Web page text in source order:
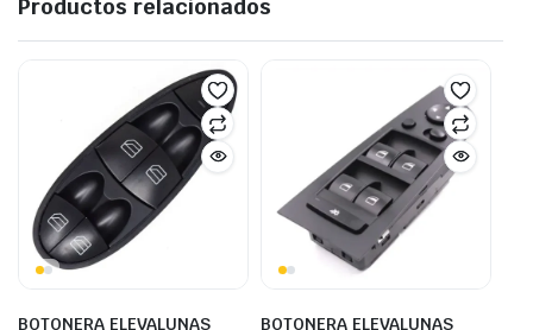
Productos relacionados
BOTONERA ELEVALUNAS BOTONERA ELEVALUNAS